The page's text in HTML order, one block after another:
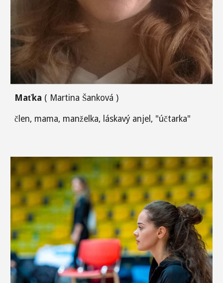
Maťka ( Martina Šanková )
člen, mama, manželka, láskavý anjel, "účtarka"